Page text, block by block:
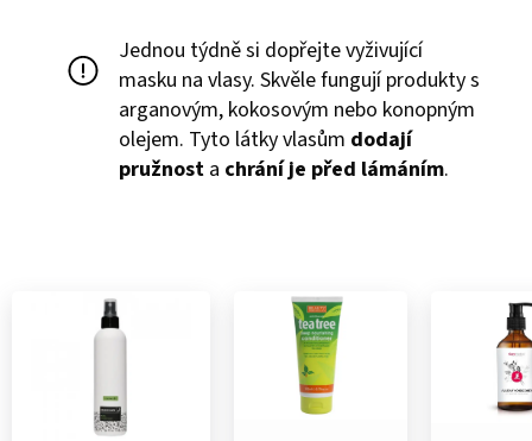
Jednou týdně si dopřejte vyživující
masku na vlasy. Skvěle fungují produkty s
arganovým, kokosovým nebo konopným
olejem. Tyto látky vlasům dodají
pružnost a chrání je před lámáním.